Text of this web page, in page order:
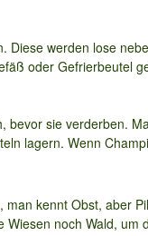
Diese werden lose
oder Gefrierbeutel
sie verderben.
lagern. Wenn
kennt Obst, aber
noch Wald,